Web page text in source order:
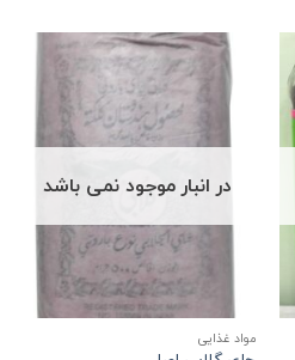
در انبار موجود نمی باشد
مواد غذایی